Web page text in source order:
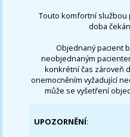
Touto komfortní službou
doba
Objednaný pacient
neobjednaným
konkrétní čas zároveň
onemocněním vyžadující
může se vyšetření
UPOZORNĚNÍ: